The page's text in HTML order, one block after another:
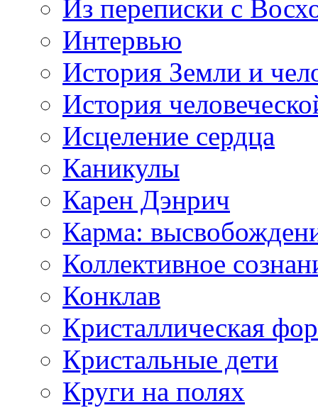
Из переписки с
Интервью
История Земли и
История
Исцеление сердца
Каникулы
Карен Дэнрич
Карма:
Коллективное
Конклав
Кристаллическая
Кристальные дети
Круги на полях